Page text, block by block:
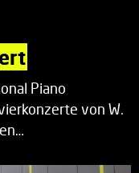
Piano
von W.